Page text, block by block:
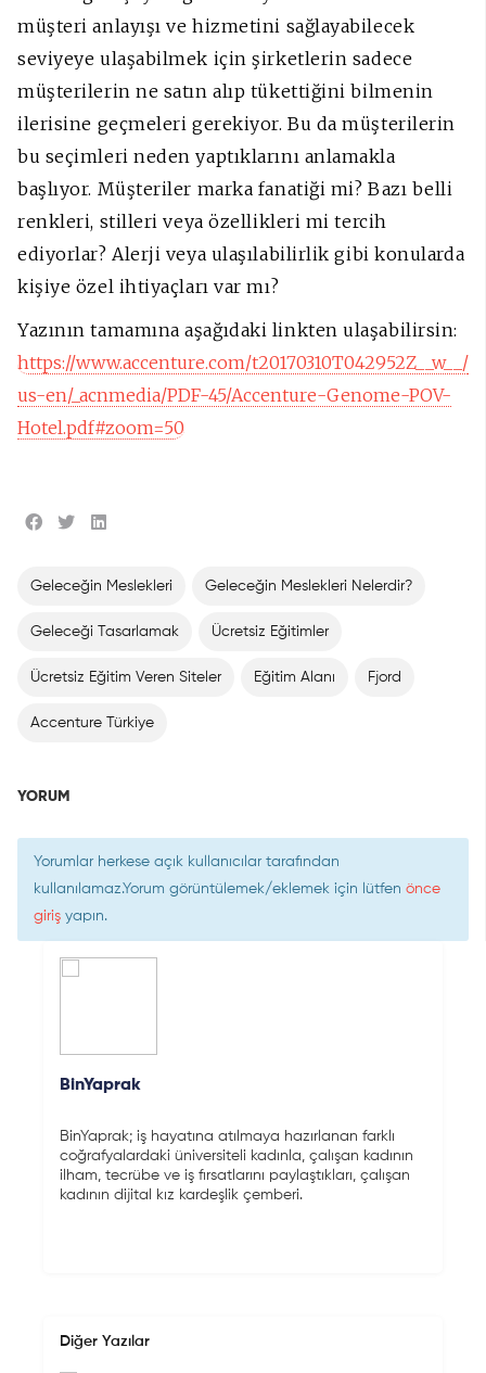
müşteri anlayışı ve hizmetini sağlayabilecek
seviyeye ulaşabilmek için şirketlerin sadece
müşterilerin ne satın alıp tükettiğini bilmenin
ilerisine geçmeleri gerekiyor. Bu da müşterilerin
bu seçimleri neden yaptıklarını anlamakla
başlıyor. Müşteriler marka fanatiği mi? Bazı belli
renkleri, stilleri veya özellikleri mi tercih
ediyorlar? Alerji veya ulaşılabilirlik gibi konularda
kişiye özel ihtiyaçları var mı?
Yazının tamamına aşağıdaki linkten ulaşabilirsin:
https://www.accenture.com/t20170310T042952Z__w__/
us-en/_acnmedia/PDF-45/Accenture-Genome-POV-
Hotel.pdf#zoom=50
Geleceğin Meslekleri Geleceğin Meslekleri Nelerdir?
Geleceği Tasarlamak Ücretsiz Eğitimler
Ücretsiz Eğitim Veren Siteler Eğitim Alanı Fjord
Accenture Türkiye
YORUM
Yorumlar herkese açık kullanıcılar tarafından
kullanılamaz.Yorum görüntülemek/eklemek için lütfen önce
giriş yapın.
BinYaprak
BinYaprak; iş hayatına atılmaya hazırlanan farklı
coğrafyalardaki üniversiteli kadınla, çalışan kadının
ilham, tecrübe ve iş fırsatlarını paylaştıkları, çalışan
kadının dijital kız kardeşlik çemberi.
Diğer Yazılar